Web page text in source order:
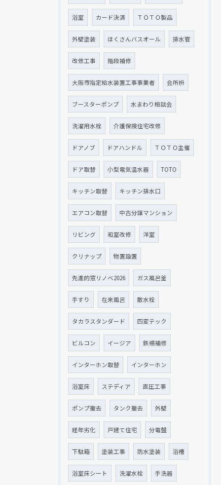
浴室 カード決済 ＴＯＴＯ製品
外壁塗装 ほくさんバスオール 排水管
改修工事 階段補修
大阪市指定給水装置工事事業者 会所枡
ブースターポンプ 水まわり相談会
洗濯用水栓 介護保険住宅改修
ドアノブ ドアハンドル ＴＯＴＯ主催
ドア取替 小型電気温水器 TOTO
キッチン取替 キッチン排水口
エアコン取替 中古分譲マンション
リビング 和室改修 洋室
クリナップ 物置設置
先進的窓リノベ2026 ガス風呂釜
手すり 在来風呂 散水栓
タカラスタンダード 四変テック
ビルコン イージア 鉄柵補修
インターホン取替 インターホン
浴室床 ステディア 直圧工事
ポンプ撤去 タンク撤去 外壁
経年劣化 戸建て住宅 分電盤
下駄箱 塗装工事 防水塗装 浴槽
浴室床シート 洗濯水栓 手洗器